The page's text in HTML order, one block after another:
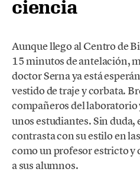
ciencia
Aunque llego al Centro de
15 minutos de antelación,
doctor Serna ya está
vestido de traje y corbata.
compañeros del laboratorio
unos estudiantes. Sin duda,
contrasta con su estilo en
como un profesor estricto y
a sus alumnos.